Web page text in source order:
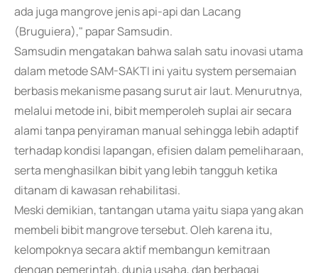
ada juga mangrove jenis api-api dan Lacang
(Bruguiera)," papar Samsudin.
Samsudin mengatakan bahwa salah satu inovasi utama
dalam metode SAM-SAKTI ini yaitu system persemaian
berbasis mekanisme pasang surut air laut. Menurutnya,
melalui metode ini, bibit memperoleh suplai air secara
alami tanpa penyiraman manual sehingga lebih adaptif
terhadap kondisi lapangan, efisien dalam pemeliharaan,
serta menghasilkan bibit yang lebih tangguh ketika
ditanam di kawasan rehabilitasi.
Meski demikian, tantangan utama yaitu siapa yang akan
membeli bibit mangrove tersebut. Oleh karena itu,
kelompoknya secara aktif membangun kemitraan
dengan pemerintah, dunia usaha, dan berbagai